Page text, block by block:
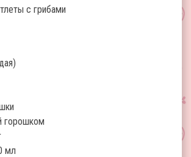
с грибами
горошком
мл